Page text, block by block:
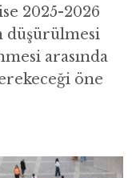
2025-2026
düşürülmesi
arasında
öne